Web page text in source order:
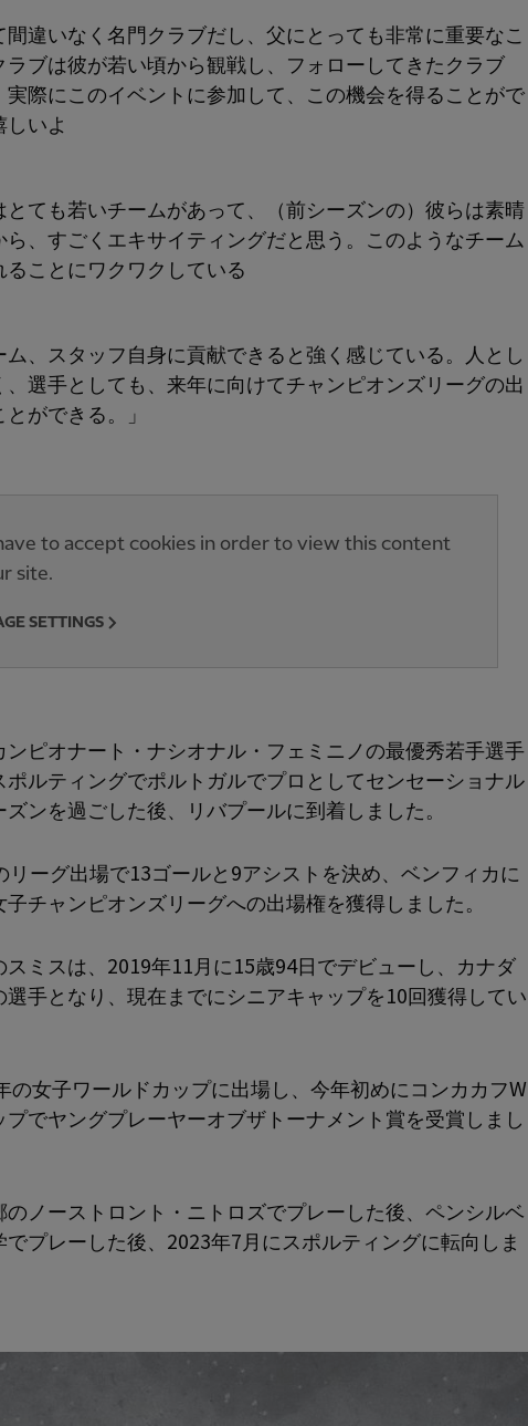
間違いなく名門クラブだし、父にとっても非常に重要なこ
ラブは彼が若い頃から観戦し、フォローしてきたクラブ
実際にこのイベントに参加して、この機会を得ることがで
いよ
とても若いチームがあって、（前シーズンの）彼らは素晴
ら、すごくエキサイティングだと思う。このようなチーム
ことにワクワクしている
ム、スタッフ自身に貢献できると強く感じている。人とし
、選手としても、来年に向けてチャンピオンズリーグの出
ができる。」
to accept cookies in order to view this content
site.
SETTINGS
ンピオナート・ナシオナル・フェミニノの最優秀若手選手
ポルティングでポルトガルでプロとしてセンセーショナル
ンを過ごした後、リバプールに到着しました。
リーグ出場で13ゴールと9アシストを決め、ベンフィカに
チャンピオンズリーグへの出場権を獲得しました。
スミスは、2019年11月に15歳94日でデビューし、カナダ
選手となり、現在までにシニアキャップを10回獲得してい
の女子ワールドカップに出場し、今年初めにコンカカフW
プでヤングプレーヤーオブザトーナメント賞を受賞しまし
のノーストロント・ニトロズでプレーした後、ペンシルベ
でプレーした後、2023年7月にスポルティングに転向しま